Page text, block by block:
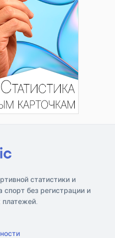
статистики и
без регистрации и
платежей.